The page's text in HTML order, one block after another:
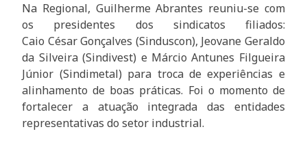
Na Regional, Guilherme Abrantes reuniu-se com
os presidentes dos sindicatos filiados:
Caio César Gonçalves (Sinduscon), Jeovane Geraldo
da Silveira (Sindivest) e Márcio Antunes Filgueira
Júnior (Sindimetal) para troca de experiências e
alinhamento de boas práticas. Foi o momento de
fortalecer a atuação integrada das entidades
representativas do setor industrial.